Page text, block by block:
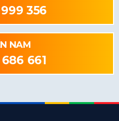
356
NAM
661